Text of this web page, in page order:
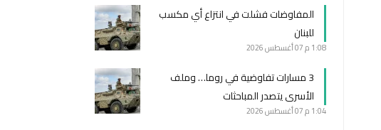
المفاوضات فشلت في انتزاع أي مكسب
للبنان
1:08 م 07 أغسطس 2026
3 مسارات تفاوضية في روما… وملف
الأسرى يتصدر المباحثات
1:04 م 07 أغسطس 2026